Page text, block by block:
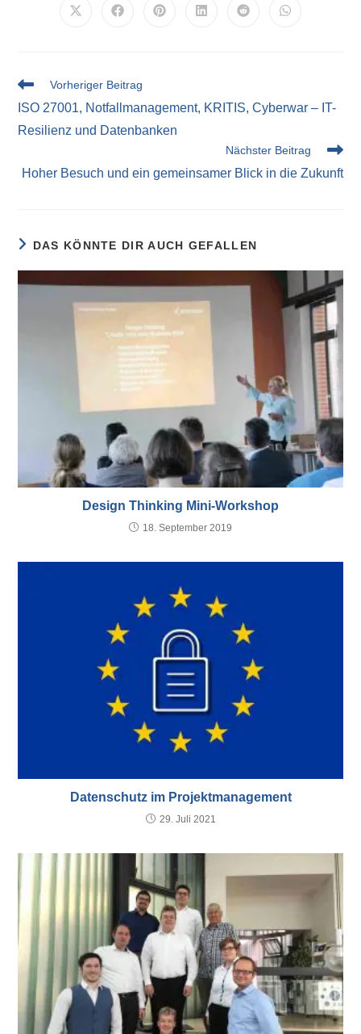
Vorheriger Beitrag
ISO 27001, Notfallmanagement, KRITIS, Cyberwar – IT-
Resilienz und Datenbanken
Nächster Beitrag
Hoher Besuch und ein gemeinsamer Blick in die Zukunft
DAS KÖNNTE DIR AUCH GEFALLEN
Design Thinking Mini-Workshop
18. September 2019
Datenschutz im Projektmanagement
29. Juli 2021